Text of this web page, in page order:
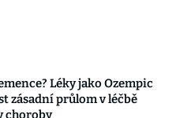
Léky jako Ozempic
zásadní průlom v léčbě
choroby